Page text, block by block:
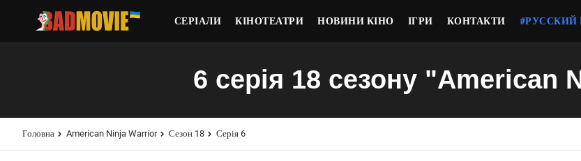
СЕРІАЛИ КІНОТЕАТРИ НОВИНИ КІНО ІГРИ КОНТАКТИ #РУССКИЙ
6 серія 18 сезону "American
Головна American Ninja Warrior Сезон 18 Серія 6